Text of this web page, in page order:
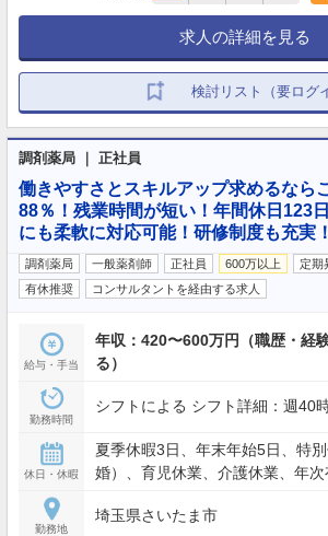
求人の詳細を見る
検討リスト（要ログ
調剤薬局 ｜ 正社員
働きやすさとスキルアップ求めるなら
88％！残業時間が短い！年間休日123
にも柔軟に対応可能！研修制度も充実！
調剤薬局 一般薬剤師 正社員 600万以上 定期
有休推奨
コンサルタントを経由する求人
給与・手当
年収：420〜600万円（職歴・経
る）
勤務時間
シフトによる シフト詳細：週40
休日・休暇
夏季休暇3日、年末年始5日、特
婚）、育児休業、介護休業、年
勤務地
埼玉県さいたま市